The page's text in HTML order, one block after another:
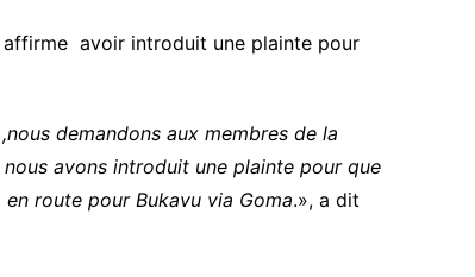
affirme avoir introduit une plainte pour
demandons aux membres de la
avons introduit une plainte pour que
route pour Bukavu via Goma.», a dit